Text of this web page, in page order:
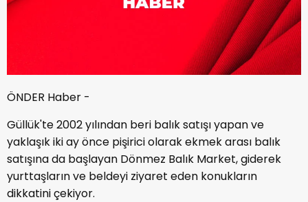
ÖNDER Haber -
Güllük'te 2002 yılından beri balık satışı yapan ve
yaklaşık iki ay önce pişirici olarak ekmek arası balık
satışına da başlayan Dönmez Balık Market, giderek
yurttaşların ve beldeyi ziyaret eden konukların
dikkatini çekiyor.